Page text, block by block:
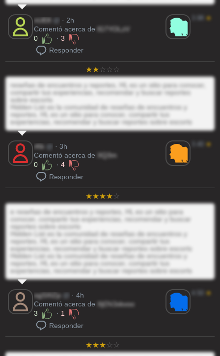
nUE8
· 2h
Comentó acerca de
lG7YOLzV
0
·3
Responder
★
reseñas de encuentros y reportes, HL es un sitio para conocer,
compartir tus experiencias, recomendar y buscar reportes
sobre escorts
Hidden List es la comunidad de reseñas de encuentros y
reportes, HL es un sitio para conocer, compartir tus
experiencias, recomendar y buscar reportes sobre escorts
rKk
· 3h
Comentó acerca de
XQ3m
0
·4
Responder
★
e reseñas de encuentros y reportes, HL es un sitio para
conocer, compartir tus experiencias, recomendar y buscar
reportes sobre escorts
Hidden List es la comunidad de reseñas de encuentros y
reportes, HL es un sitio para conocer, compartir tus
experiencias, recomendar y buscar reportes sobre escorts
Hidden List es la comunidad de reseñas de encuentros y
reportes, HL es un sitio para conocer, compartir tus
experiencias, recomendar y buscar reportes sobre escorts
ogSXIZp
· 4h
Comentó acerca de
XjOVJxkvoo
3
· 1
Responder
★